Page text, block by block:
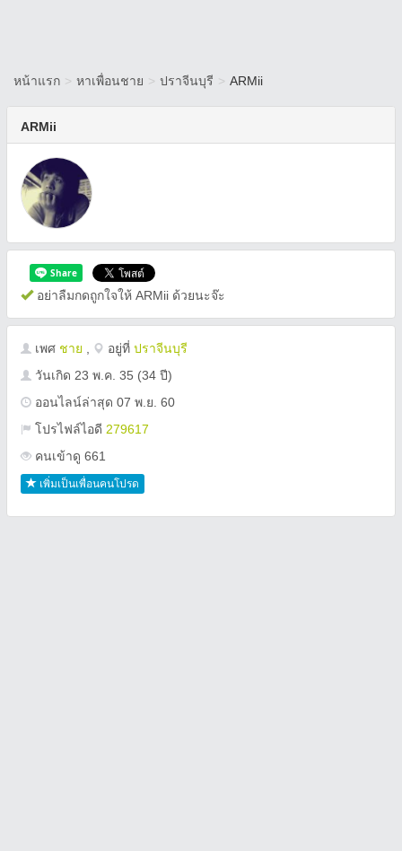
หน้าแรก > หาเพื่อนชาย > ปราจีนบุรี > ARMii
ARMii
อย่าลืมกดถูกใจให้ ARMii ด้วยนะจ๊ะ
เพศ ชาย อยู่ที่ ปราจีนบุรี
วันเกิด 23 พ.ค. 35 (34 ปี)
ออนไลน์ล่าสุด 07 พ.ย. 60
โปรไฟล์ไอดี 279617
คนเข้าดู 661
เพิ่มเป็นเพื่อนคนโปรด